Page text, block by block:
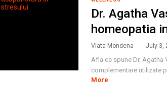
Dr. Agatha
homeopatia
Viata Mondena July 3,
Afla ce spune Dr. Agatha
complementare utilizate
More